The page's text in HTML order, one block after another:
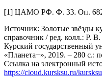
[1] ЦАМО РФ. Ф. 33. Оп.
Источник: Золотые звёзды
справочник / ред. колл.: Р.
Курский государственный
«Планета+», 2019. – 280 с.:
Ссылка на электронный
https://cloud.kursksu.ru/